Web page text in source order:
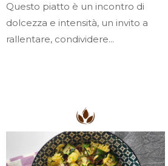
Questo piatto è un incontro di
dolcezza e intensità, un invito a
rallentare, condividere...